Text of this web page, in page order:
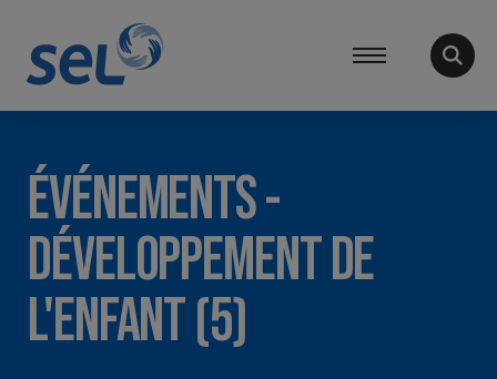
ÉVÉNEMENTS -
DÉVELOPPEMENT DE
L'ENFANT(5)